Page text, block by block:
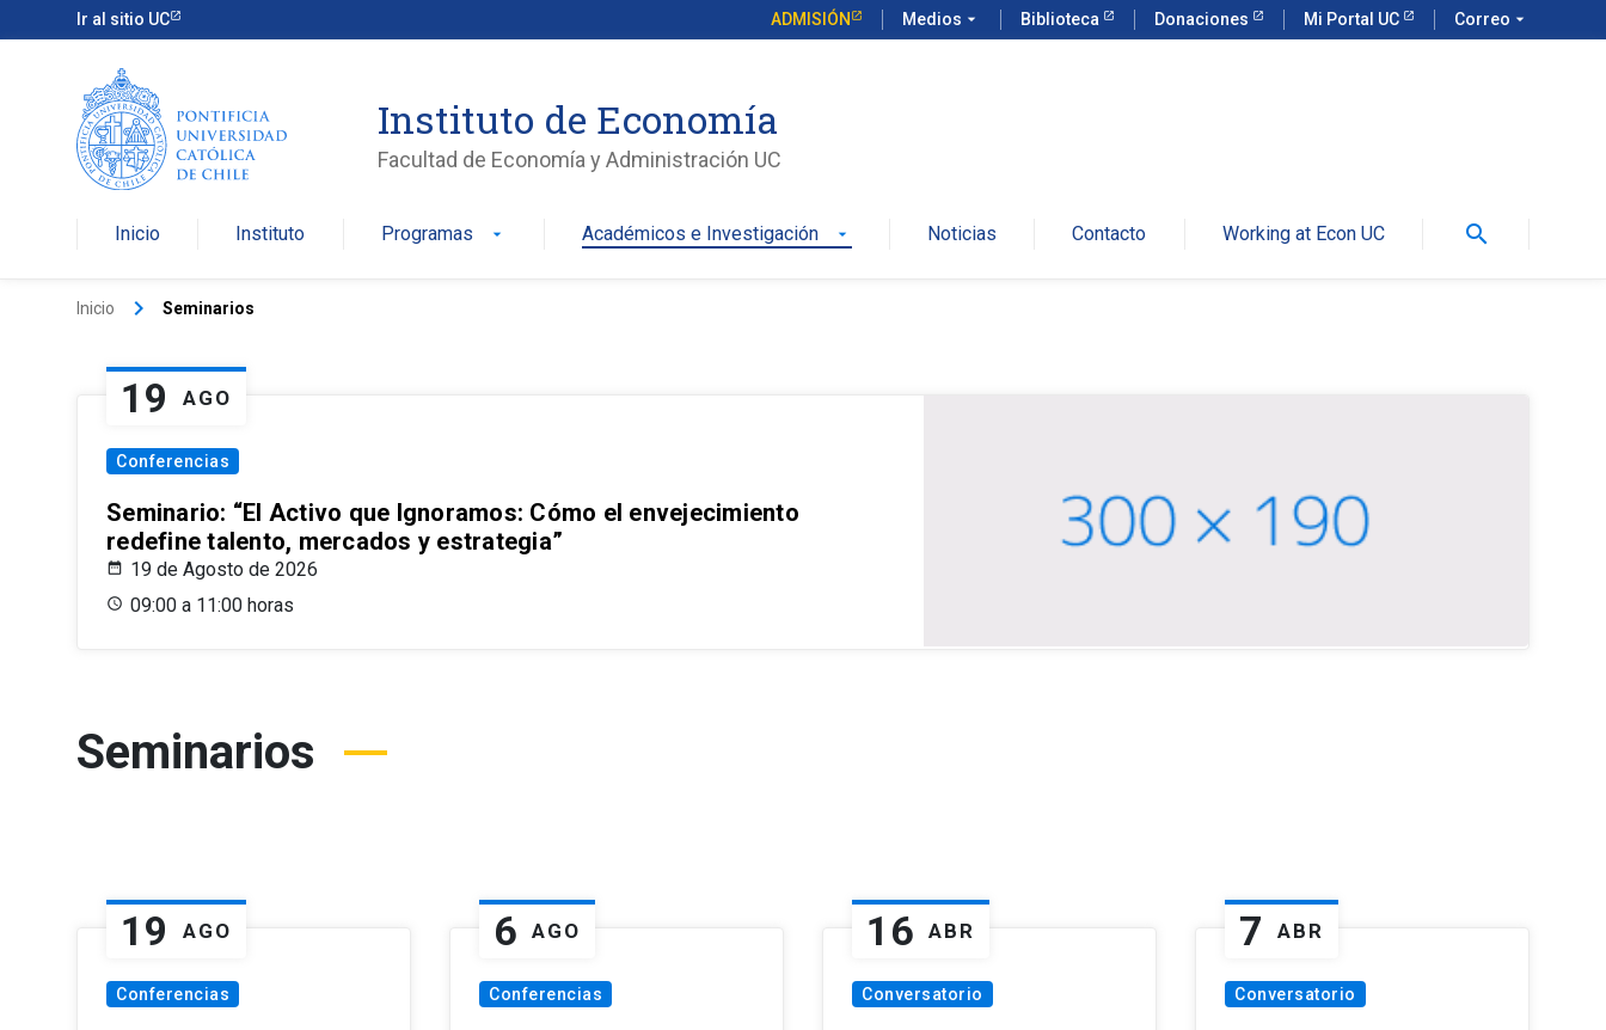
Ir al sitio UC ADMISIÓN Medios arrow_drop_down Biblioteca Donaciones Mi Portal UC Correo arrow_drop_down
Instituto de Economía
Facultad de Economía y Administración UC
Inicio Instituto Programas arrow_drop_down Académicos e Investigación arrow_drop_down Noticias Contacto Working at Econ UC search
Inicio keyboard_arrow_right Seminarios
19 AGO
Conferencias
Seminario: “El Activo que Ignoramos: Cómo el envejecimiento
redefine talento, mercados y estrategia”
19 de Agosto de 2026
09:00 a 11:00 horas
Seminarios
19 AGO
Conferencias
6 AGO
Conferencias
16 ABR
Conversatorio
7 ABR
Conversatorio